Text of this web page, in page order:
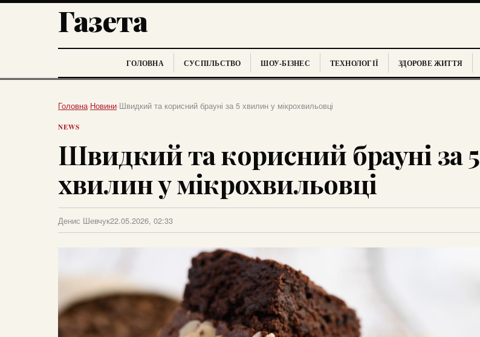
Газета
ГОЛОВНА СУСПІЛЬСТВО ШОУ-БІЗНЕС ТЕХНОЛОГІЇ ЗДОРОВЕ ЖИТТЯ
Головна›Новини›Швидкий та корисний брауні за 5 хвилин у мікрохвильовці
NEWS
Швидкий та корисний брауні за 5
хвилин у мікрохвильовці
Денис Шевчук22.05.2026, 02:33